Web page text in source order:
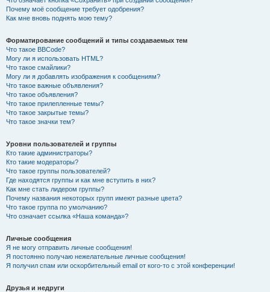
Почему моё сообщение требует одобрения?
Как мне вновь поднять мою тему?
Форматирование сообщений и типы создаваемых тем
Что такое BBCode?
Могу ли я использовать HTML?
Что такое смайлики?
Могу ли я добавлять изображения к сообщениям?
Что такое важные объявления?
Что такое объявления?
Что такое прилепленные темы?
Что такое закрытые темы?
Что такое значки тем?
Уровни пользователей и группы
Кто такие администраторы?
Кто такие модераторы?
Что такое группы пользователей?
Где находятся группы и как мне вступить в них?
Как мне стать лидером группы?
Почему названия некоторых групп имеют разные цвета?
Что такое группа по умолчанию?
Что означает ссылка «Наша команда»?
Личные сообщения
Я не могу отправить личные сообщения!
Я постоянно получаю нежелательные личные сообщения!
Я получил спам или оскорбительный email от кого-то с этой конференции!
Друзья и недруги